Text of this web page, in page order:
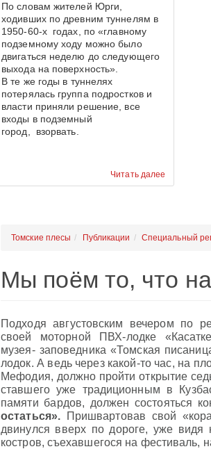
Читать далее
По словам жителей Юрги,
ходивших по древним туннелям в
1950-60-х годах, по «главному
подземному ходу можно было
двигаться неделю до следующего
выхода на поверхность».
В те же годы в туннелях
потерялась группа подростков и
власти приняли решение, все
входы в подземный
город, взорвать.
Томские плесы Публикации Специальный
Мы поём то, что
Подходя августовским вечером по
своей моторной ПВХ-лодке
музея- заповедника «Томская
лодок. А ведь через какой-то час, на
Мефодия, должно пройти открытие
ставшего уже традиционным в
памяти бардов, должен состояться
остаться».
Пришвартовав свой
двинулся вверх по дороге, уже
костров, съехавшегося на фестиваль,